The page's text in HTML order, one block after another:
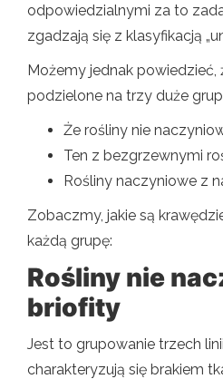
odpowiedzialnymi za to
zgadzają się z klasyfikacją
Możemy jednak powiedzieć,
podzielone na trzy duże
Że rośliny nie
Ten z bezgrzewnymi
Rośliny naczyniowe z
Zobaczmy, jakie są
każdą grupę:
Rośliny nie
briofity
Jest to grupowanie trzech
charakteryzują się brakiem